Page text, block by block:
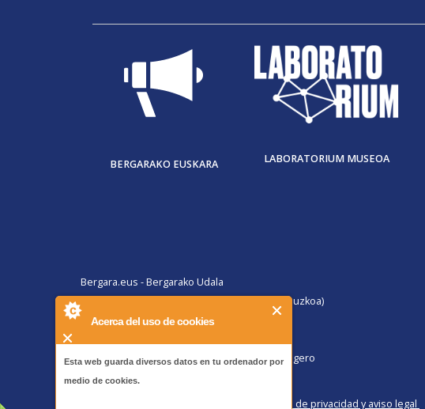
Acerca del uso de cookies
Esta web guarda diversos datos en tu ordenador por
medio de cookies.
BERGARAKO EUSKARA LABORATORIUM MUSEOA
Bergara.eus - Bergarako Udala
San Martin Agirre plaza, 1. 20570 Bergara (Gipuzkoa)
B@Z ARRETA ZERBITZUA:
943 77 91 00, Bergaraz kanpotik deituz gero
Faxa 943 77 91 63
Política de privacidad y aviso legal